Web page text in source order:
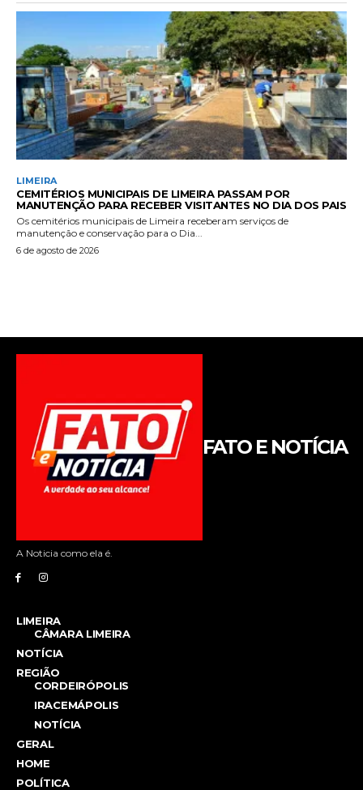
FATO E NOTÍCIA
A Noticia como ela é.
LIMEIRA
CÂMARA LIMEIRA
NOTÍCIA
REGIÃO
CORDEIRÓPOLIS
IRACEMÁPOLIS
NOTÍCIA
GERAL
HOME
POLÍTICA